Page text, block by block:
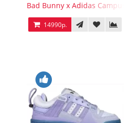
Bad Bunny x Adidas Campus
14990р.